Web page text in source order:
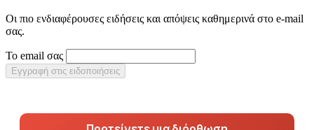
Οι πιο ενδιαφέρουσες ειδήσεις και απόψεις καθημερινά στο e-mail
σας.
Το email σας
Εγγραφή στις ειδοποιήσεις